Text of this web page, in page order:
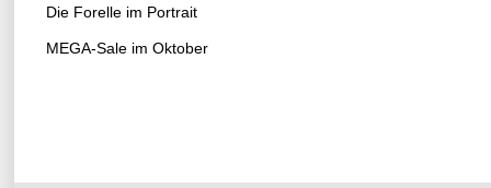
Die Forelle im Portrait
MEGA-Sale im Oktober